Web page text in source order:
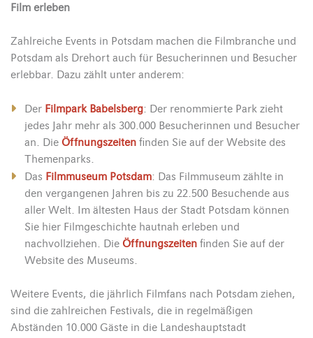
Film erleben
Zahlreiche Events in Potsdam machen die Filmbranche und
Potsdam als Drehort auch für Besucherinnen und Besucher
erlebbar. Dazu zählt unter anderem:
Der Filmpark Babelsberg: Der renommierte Park zieht
jedes Jahr mehr als 300.000 Besucherinnen und Besucher
an. Die Öffnungszeiten finden Sie auf der Website des
Themenparks.
Das Filmmuseum Potsdam: Das Filmmuseum zählte in
den vergangenen Jahren bis zu 22.500 Besuchende aus
aller Welt. Im ältesten Haus der Stadt Potsdam können
Sie hier Filmgeschichte hautnah erleben und
nachvollziehen. Die Öffnungszeiten finden Sie auf der
Website des Museums.
Weitere Events, die jährlich Filmfans nach Potsdam ziehen,
sind die zahlreichen Festivals, die in regelmäßigen
Abständen 10.000 Gäste in die Landeshauptstadt